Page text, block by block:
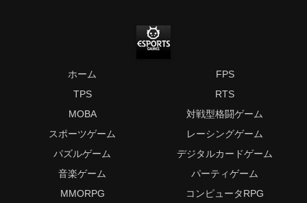
ホーム
FPS
TPS
RTS
MOBA
対戦型格闘ゲーム
スポーツゲーム
レーシングゲーム
パズルゲーム
デジタルカードゲーム
音楽ゲーム
パーティゲーム
MMORPG
コンピュータRPG